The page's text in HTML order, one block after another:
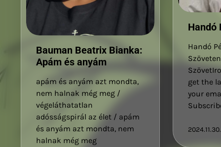
Bauman Beatrix Bianka:
Apám és anyám
apám és anyám azt mondta,
nem halnak még meg /
végeláthatatlan
adósságspirál az élet / apám
és anyám azt mondta, nem
halnak még meg
Handó
Handó
get the
your
2024.11.30.